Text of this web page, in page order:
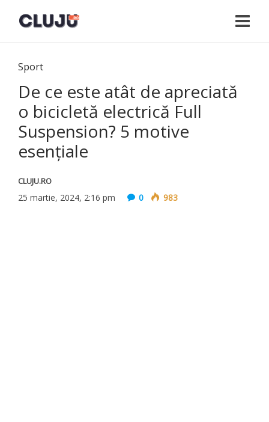
Sport
De ce este atât de apreciată
o bicicletă electrică Full
Suspension? 5 motive
esențiale
CLUJU.RO
25 martie, 2024, 2:16 pm 0 983